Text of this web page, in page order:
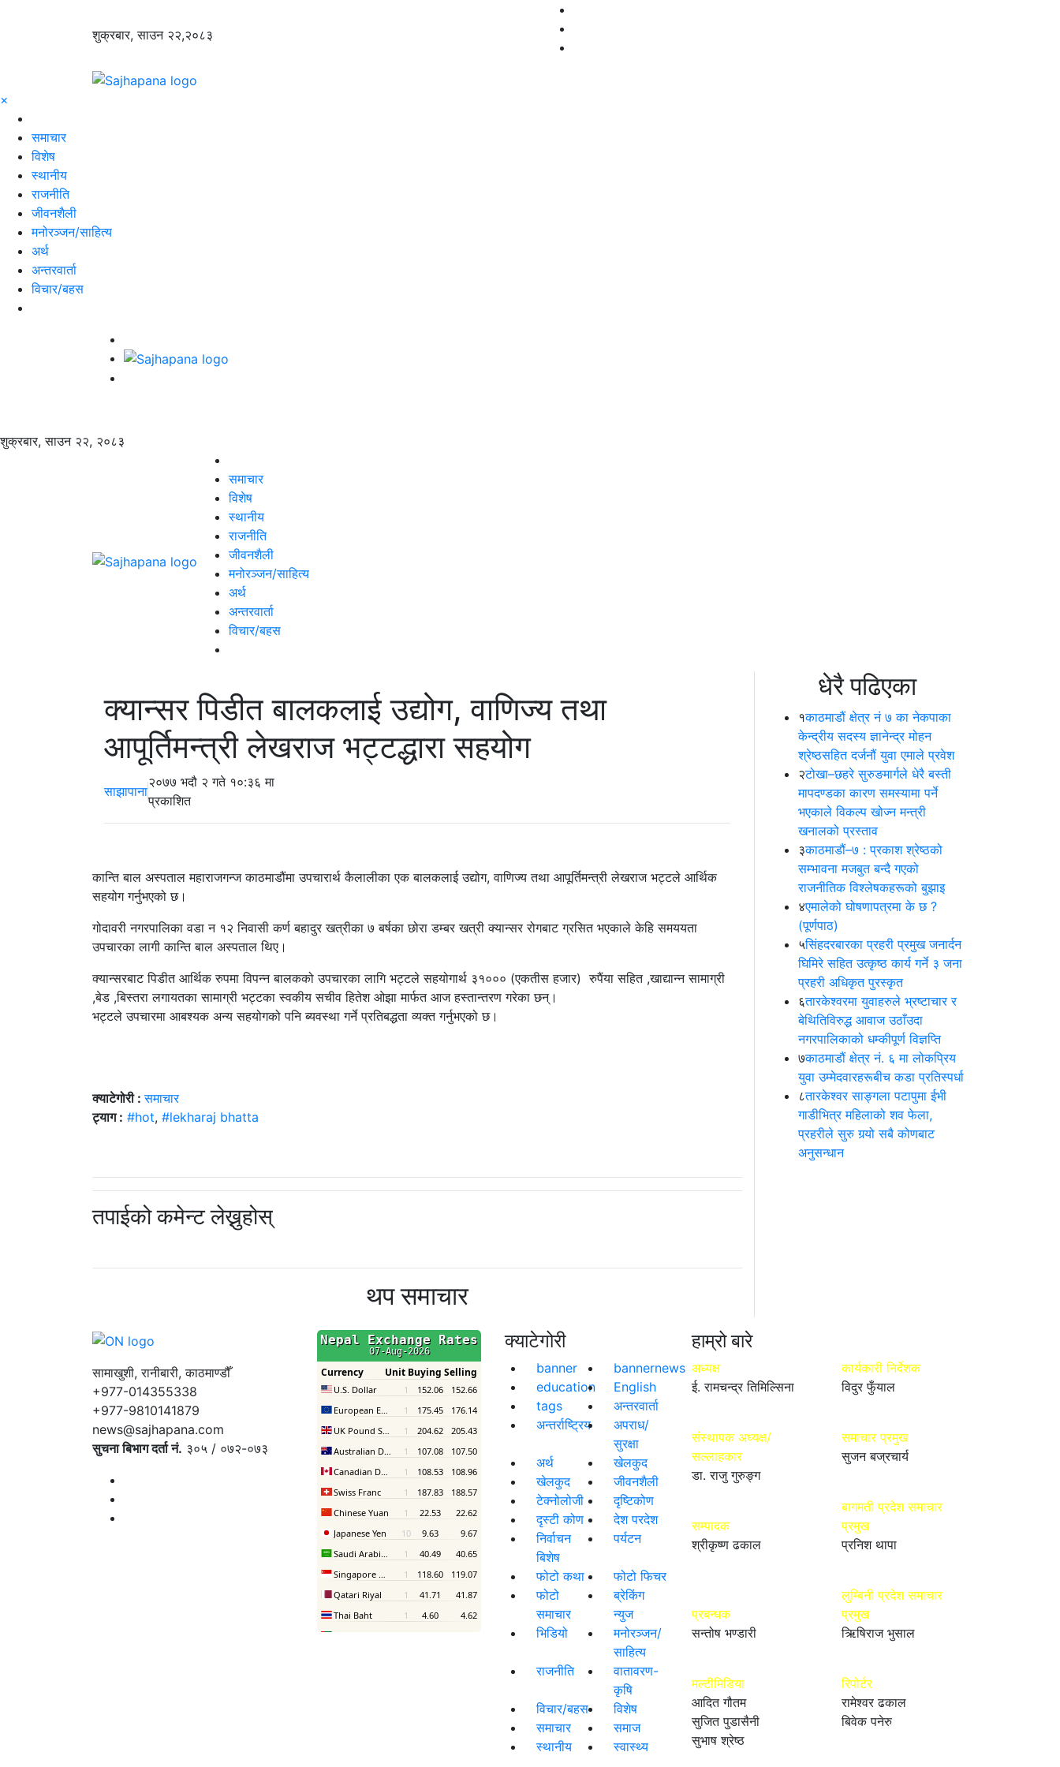
शुक्रबार, साउन २२,२०८३
×
समाचार
विशेष
स्थानीय
राजनीति
जीवनशैली
मनोरञ्जन/साहित्य
अर्थ
अन्तरवार्ता
विचार/बहस
शुक्रबार, साउन २२, २०८३
समाचार
विशेष
स्थानीय
राजनीति
जीवनशैली
मनोरञ्जन/साहित्य
अर्थ
अन्तरवार्ता
विचार/बहस
क्यान्सर पिडीत बालकलाई उद्योग, वाणिज्य तथा
आपूर्तिमन्त्री लेखराज भट्टद्धारा सहयोग
साझापाना
२०७७ भदौ २ गते १०:३६ मा
प्रकाशित
कान्ति बाल अस्पताल महाराजगन्ज काठमाडौंमा उपचारार्थ कैलालीका एक बालकलाई उद्योग, वाणिज्य तथा आपूर्तिमन्त्री लेखराज भट्टले आर्थिक
सहयोग गर्नुभएको छ।
गोदावरी नगरपालिका वडा न १२ निवासी कर्ण बहादुर खत्रीका ७ बर्षका छोरा डम्बर खत्री क्यान्सर रोगबाट ग्रसित भएकाले केहि समययता
उपचारका लागी कान्ति बाल अस्पताल थिए।
क्यान्सरबाट पिडीत आर्थिक रुपमा विपन्न बालकको उपचारका लागि भट्टले सहयोगार्थ ३१००० (एकतीस हजार) रुपैंया सहित ,खाद्यान्न सामाग्री
,बेड ,बिस्तरा लगायतका सामाग्री भट्टका स्वकीय सचीव हितेश ओझा मार्फत आज हस्तान्तरण गरेका छन्।
भट्टले उपचारमा आबश्यक अन्य सहयोगको पनि ब्यवस्था गर्ने प्रतिबद्धता व्यक्त गर्नुभएको छ।
क्याटेगोरी :समाचार
ट्याग : #hot, #lekharaj bhatta
तपाईको कमेन्ट लेख्नुहोस्
थप समाचार
धेरै पढिएका
१काठमाडौं क्षेत्र नं ७ का नेकपाका
केन्द्रीय सदस्य ज्ञानेन्द्र मोहन
श्रेष्ठसहित दर्जनौं युवा एमाले प्रवेश
२टोखा–छहरे सुरुङमार्गले धेरै बस्ती
मापदण्डका कारण समस्यामा पर्ने
भएकाले विकल्प खोज्न मन्त्री
खनालको प्रस्ताव
३काठमाडौं–७ : प्रकाश श्रेष्ठको
सम्भावना मजबुत बन्दै गएको
राजनीतिक विश्लेषकहरूको बुझाइ
४एमालेको घोषणापत्रमा के छ ?
(पूर्णपाठ)
५सिंहदरबारका प्रहरी प्रमुख जनार्दन
घिमिरे सहित उत्कृष्ठ कार्य गर्ने ३ जना
प्रहरी अधिकृत पुरस्कृत
६तारकेश्वरमा युवाहरुले भ्रष्टाचार र
बेथितिविरुद्ध आवाज उठाँउदा
नगरपालिकाको धम्कीपूर्ण विज्ञप्ति
७काठमाडौं क्षेत्र नं. ६ मा लोकप्रिय
युवा उम्मेदवारहरूबीच कडा प्रतिस्पर्धा
८तारकेश्वर साङ्गला पटापुमा ईभी
गाडीभित्र महिलाको शव फेला,
प्रहरीले सुरु गर्‍यो सबै कोणबाट
अनुसन्धान
सामाखुशी, रानीबारी, काठमाण्डौँ
+977-014355338
+977-9810141879
news@sajhapana.com
सुचना बिभाग दर्ता नं. ३०५ / ०७२-०७३
क्याटेगोरी
banner
bannernews
education
English
tags
अन्तरवार्ता
अन्तर्राष्ट्रिय
अपराध/
सुरक्षा
अर्थ
खेलकुद
खेलकुद
जीवनशैली
टेक्नोलोजी
दृष्टिकोण
दृस्टी कोण
देश परदेश
निर्वाचन
बिशेष
पर्यटन
फोटो कथा
फोटो फिचर
फोटो
समाचार
ब्रेकिंग
न्युज
भिडियो
मनोरञ्जन/
साहित्य
राजनीति
वातावरण-
कृषि
विचार/बहस
विशेष
समाचार
समाज
स्थानीय
स्वास्थ्य
हाम्रो बारे
अध्यक्ष
ई. रामचन्द्र तिमिल्सिना
संस्थापक अध्यक्ष/
सल्लाहकार
डा. राजु गुरुङ्ग
सम्पादक
श्रीकृष्ण ढकाल
प्रबन्धक
सन्तोष भण्डारी
मल्टीमिडिया
आदित गौतम
सुजित पुडासैनी
सुभाष श्रेष्ठ
कार्यकारी निर्देशक
विदुर फुँयाल
समाचार प्रमुख
सुजन बज्रचार्य
बागमती प्रदेश समाचार
प्रमुख
प्रनिश थापा
लुम्बिनी प्रदेश समाचार
प्रमुख
ऋिषिराज भुसाल
रिपोर्टर
रामेश्वर ढकाल
बिवेक पनेरु